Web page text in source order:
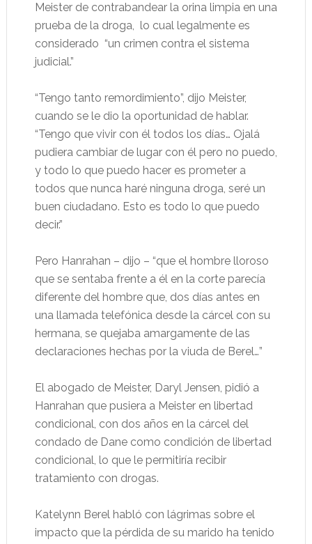
Meister de contrabandear la orina limpia en una
prueba de la droga, lo cual legalmente es
considerado “un crimen contra el sistema
judicial.”
“Tengo tanto remordimiento”, dijo Meister,
cuando se le dio la oportunidad de hablar.
“Tengo que vivir con él todos los días… Ojalá
pudiera cambiar de lugar con él pero no puedo,
y todo lo que puedo hacer es prometer a
todos que nunca haré ninguna droga, seré un
buen ciudadano. Esto es todo lo que puedo
decir.”
Pero Hanrahan – dijo – “que el hombre lloroso
que se sentaba frente a él en la corte parecía
diferente del hombre que, dos días antes en
una llamada telefónica desde la cárcel con su
hermana, se quejaba amargamente de las
declaraciones hechas por la viuda de Berel…”
El abogado de Meister, Daryl Jensen, pidió a
Hanrahan que pusiera a Meister en libertad
condicional, con dos años en la cárcel del
condado de Dane como condición de libertad
condicional, lo que le permitiría recibir
tratamiento con drogas.
Katelynn Berel habló con lágrimas sobre el
impacto que la pérdida de su marido ha tenido